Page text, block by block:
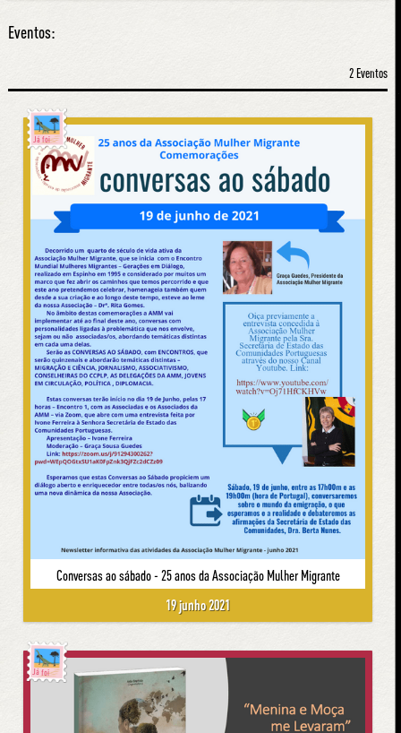
Eventos:
2 Eventos
Já foi
Conversas ao sábado - 25 anos da Associação Mulher Migrante
19 junho 2021
Já foi